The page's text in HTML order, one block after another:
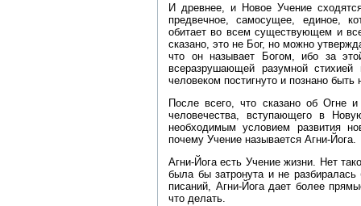
И древнее, и Новое Учение
предвечное, самосущее, единое,
обитает во всем существующем и
сказано, это не Бог, но можно
что он называет Богом, ибо за
всеразрушающей разумной стихией
человеком постигнуто и познано быть
После всего, что сказано об Огне
человечества, вступающего в
необходимым условием развития
почему Учение называется Агни‑Йога.
Агни‑Йога есть Учение жизни. Нет
была бы затронута и не
писаний, Агни‑Йога дает более
что делать.